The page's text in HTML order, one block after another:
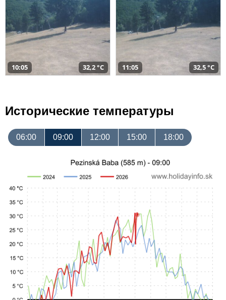
10:05 32,2 °C 11:05 32,5 °C
Исторические температуры
06:00 09:00 12:00 15:00 18:00